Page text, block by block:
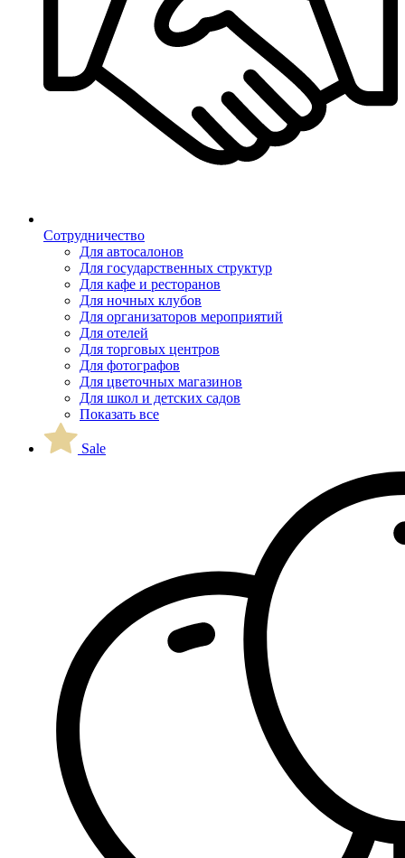
Сотрудничество
Для автосалонов
Для государственных структур
Для кафе и ресторанов
Для ночных клубов
Для организаторов мероприятий
Для отелей
Для торговых центров
Для фотографов
Для цветочных магазинов
Для школ и детских садов
Показать все
Sale